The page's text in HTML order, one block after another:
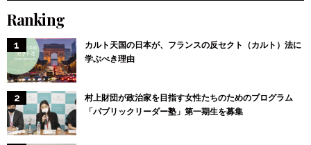
Ranking
カルト天国の日本が、フランスの反セクト（カルト）法に
学ぶべき理由
村上財団が政治家を目指す女性たちのためのプログラム
「パブリックリーダー塾」第一期生を募集